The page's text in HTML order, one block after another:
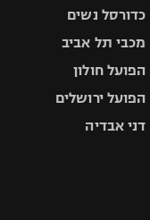
כדורסל נשים
מכבי תל אביב
הפועל חולון
הפועל ירושלים
דני אבדיה